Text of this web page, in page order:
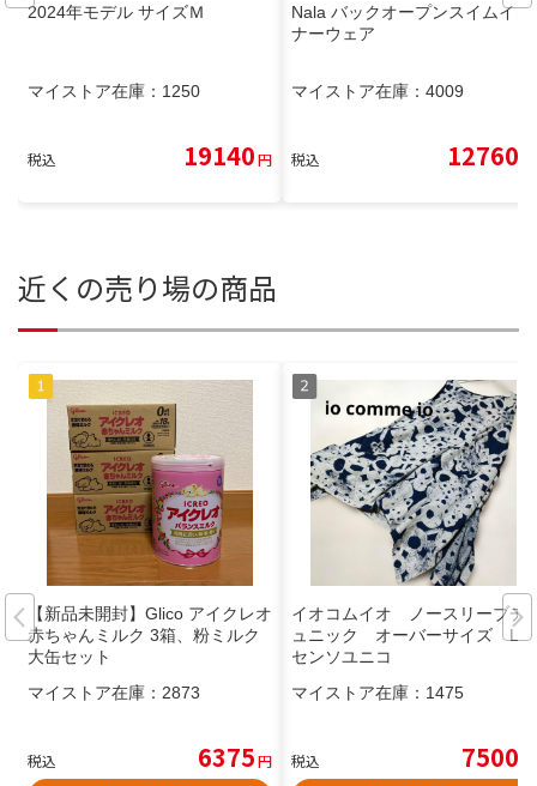
2024年モデル サイズＭ
マイストア在庫： 1250
税込 19140円
Nala バックオープンスイムイン
ナーウェア
マイストア在庫： 4009
税込 12760
近くの売り場の商品
【新品未開封】Glico アイクレオ
赤ちゃんミルク 3箱、粉ミルク
大缶セット
マイストア在庫： 2873
税込 6375円
イオコムイオ ノースリーブチ
ュニック オーバーサイズ L
センソユニコ
マイストア在庫： 1475
税込 7500